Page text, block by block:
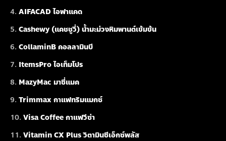
AIFACAD ไอฟาแคด
Cashewy (แคชชูวี่) น้ำมะม่วงหิมพานต์เข้มข้น
CollaminB คอลลามินบี
ItemsPro ไอเท็มโปร
MazyMac มาซี่แมค
Trimmax กาแฟทริมแมกซ์
Visa Coffee กาแฟวีซ่า
Vitamin CX Plus วิตามินซีเอ็กซ์พลัส